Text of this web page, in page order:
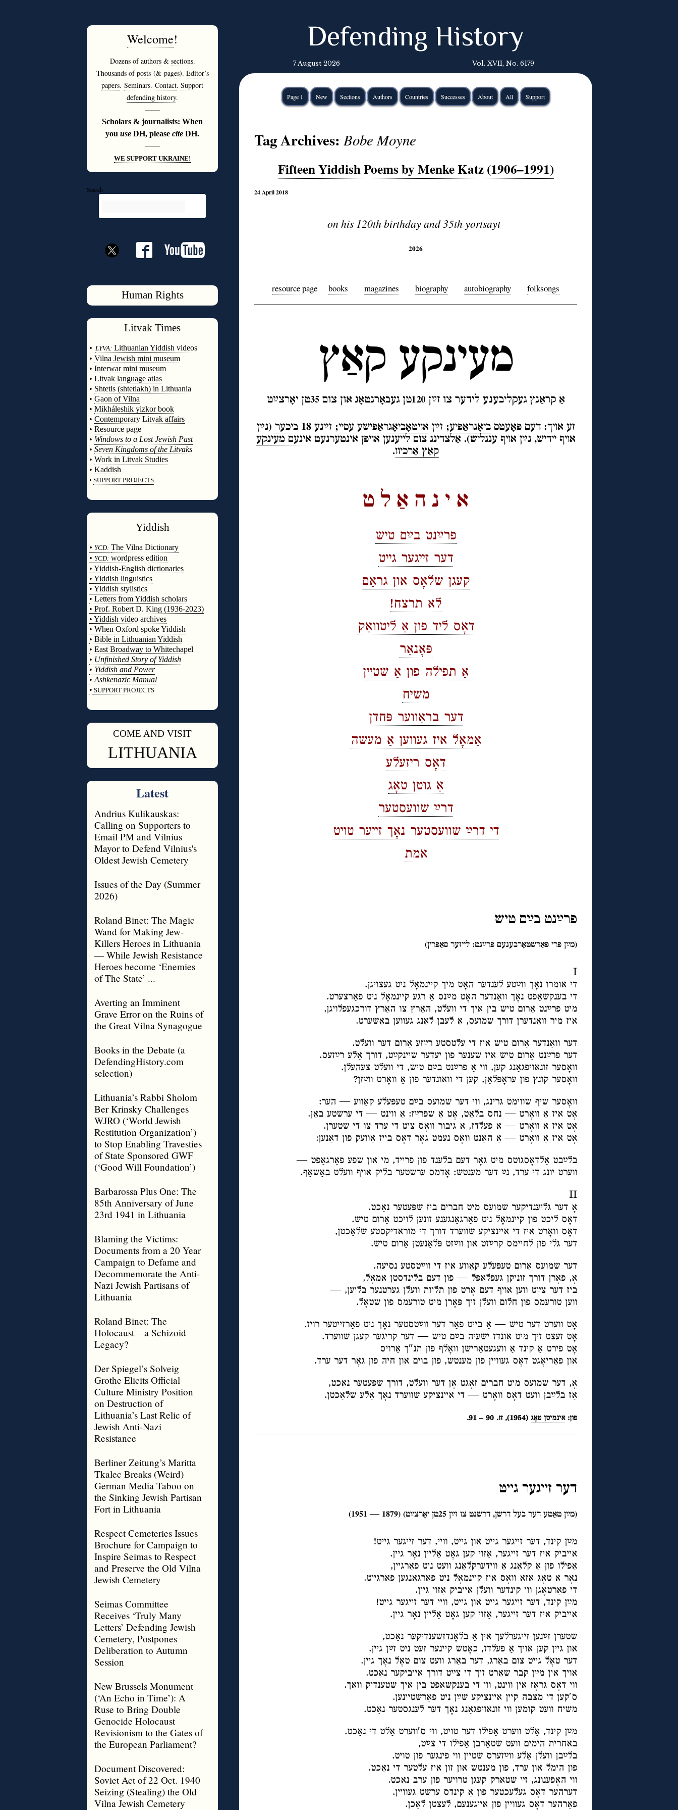
Welcome!
Dozens ofauthors& sections.
Thousands ofposts(& pages). Editor’s
papers. Seminars. Contact. Support
defending history.
———
Scholars & journalists: When
you use DH, please cite DH.
———
WE SUPPORT UKRAINE!
Search
Human Rights
Litvak Times
• LYVA: Lithuanian Yiddish videos
• Vilna Jewish mini museum
• Interwar mini museum
• Litvak language atlas
• Shtetls (shtetlakh) in Lithuania
• Gaon of Vilna
• Mikháleshik yizkor book
• Contemporary Litvak affairs
• Resource page
• Windows to a Lost Jewish Past
• Seven Kingdoms of the Litvaks
• Work in Litvak Studies
• Kaddish
• SUPPORT PROJECTS
Yiddish
• YCD: The Vilna Dictionary
• YCD: wordpress edition
• Yiddish-English dictionaries
• Yiddish linguistics
• Yiddish stylistics
• Letters from Yiddish scholars
• Prof. Robert D. King (1936-2023)
• Yiddish video archives
• When Oxford spoke Yiddish
• Bible in Lithuanian Yiddish
• East Broadway to Whitechapel
• Unfinished Story of Yiddish
• Yiddish and Power
• Ashkenazic Manual
• SUPPORT PROJECTS
COME AND VISIT
LITHUANIA
Latest
Andrius Kulikauskas:
Calling on Supporters to
Email PM and Vilnius
Mayor to Defend Vilnius's
Oldest Jewish Cemetery
Issues of the Day (Summer
2026)
Roland Binet: The Magic
Wand for Making Jew-
Killers Heroes in Lithuania
— While Jewish Resistance
Heroes become ‘Enemies
of The State’ ...
Averting an Imminent
Grave Error on the Ruins of
the Great Vilna Synagogue
Books in the Debate (a
DefendingHistory.com
selection)
Lithuania’s Rabbi Sholom
Ber Krinsky Challenges
WJRO (‘World Jewish
Restitution Organization’)
to Stop Enabling Travesties
of State Sponsored GWF
(‘Good Will Foundation’)
Barbarossa Plus One: The
85th Anniversary of June
23rd 1941 in Lithuania
Blaming the Victims:
Documents from a 20 Year
Campaign to Defame and
Decommemorate the Anti-
Nazi Jewish Partisans of
Lithuania
Roland Binet: The
Holocaust – a Schizoid
Legacy?
Der Spiegel’s Solveig
Grothe Elicits Official
Culture Ministry Position
on Destruction of
Lithuania’s Last Relic of
Jewish Anti-Nazi
Resistance
Berliner Zeitung’s Maritta
Tkalec Breaks (Weird)
German Media Taboo on
the Sinking Jewish Partisan
Fort in Lithuania
Respect Cemeteries Issues
Brochure for Campaign to
Inspire Seimas to Respect
and Preserve the Old Vilna
Jewish Cemetery
Seimas Committee
Receives ‘Truly Many
Letters’ Defending Jewish
Cemetery, Postpones
Deliberation to Autumn
Session
New Brussels Monument
(‘An Echo in Time’): A
Ruse to Bring Double
Genocide Holocaust
Revisionism to the Gates of
the European Parliament?
Document Discovered:
Soviet Act of 22 Oct. 1940
Seizing (Stealing) the Old
Vilna Jewish Cemetery
Defending History
7 August 2026 Vol. XVII, No. 6179
Page 1 New Sections Authors Countries Successes About All Support
Tag Archives:Bobe Moyne
Fifteen Yiddish Poems by Menke Katz (1906–1991)
24 April 2018
on his 120th birthday and 35th yortsayt
2026
resource page books magazines biography autobiography folksongs
מעינקע קאַץ
אַ קראַנץ געקליבענע לידער צו זײַן120טן געבאָרנטאָג און צום35טן יאָרצײַט
זע אויך: דעם פּאָעטסביאָגראַפיע; זײַן אויטאָביאָגראַפישע עסיי; זײַנע18 ביכער
(נײַן
אויף יידיש, נײַן אויף ענגליש). אַלצדינג צום לייענען אויפן אינטערנעט אינעם מעינקע
קאַץ אַרכיוו.
א י נ ה אַ ל ט
פרײַנט בײַם טיש
דער זייגער גייט
קעגן שלאָס און גראַם
לא תרצח!
דאָס ליד פון אַ ליטוואַק
פּאָנאַר
אַ תפילה פון אַ שטיין
משיח
דער בראַווער פּחדן
אַמאָל איז געווען אַ מעשה
דאָס ריזעלע
אַ גוטן טאָג
דרײַ שוועסטער
די דרײַ שוועסטער נאָך זייער טויט
אמת
פרײַנט בײַם טיש
(מײַן פרי פאַרשטאָרבענעם פרײַנט: לייזער סאַפרין)
I
די אומרו נאָך ווײַטע לענדער האָט מיך קיינמאָל ניט געצויגן.
די בענקשאַפט נאָך וואַנדער האָט מײַנס אַ רגע קיינמאָל ניט פאַרצערט.
מיט פרײַנט אַרום טיש בין איך די וועלט, האַרץ צו האַרץ דורכגעפלויגן,
איז מיר וואַנדערן דורך שמועס, אַ לעבן לאַנג געווען באַשערט.
דער וואַנדער אַרום טיש איז די עלטסטע רײַזע אַרום דער וועלט.
דער פרײַנט אַרום טיש איז שענער פון יעדער שיינקײַט, דורך אַלע רײַזעס.
וואָסער זונאויפגאַנג קען, ווי אַ פרײַנט בײַם טיש, די וועלט צעהעלן.
וואָסער קונץ פון עראָפּלאַן, קען די וואונדער פון אַ וואָרט ווײַזן?
וואָסער שיף שווימט גרינג, ווי דער שמועס בײַם טעפּעלע קאַווע — הער:
אָט איז אַ וואָרט — נחס בלאַט, אָט אַ שפּרײַז: אַ ווינט — די ערשטע באַן.
אָט איז אַ וואָרט — אַ פעלדז, אַ גיבור וואָס ציט די ערד צו די שטערן.
אָט איז אַ וואָרט — אַ האַנט וואָס נעמט גאָר דאָס בייז אַוועק פון דאַנען:
בלײַבט אַלדאָסגוטס מיט גאָר דעם בלענד פון פרייד, מי און שפע פאַרגאַפט —
ווערט יונג די ערד, נײַ דער מענטש: אָדמס ערשטער בליק אויף וועלט באַשאַף.
II
אָ דער גליענדיקער שמועס מיט חברים ביז שפּעטער נאַכט.
דאָס ליכט פון קיינמאָל ניט פאַרגאַנגענע זונען לויכט אַרום טיש.
דאָס וואָרט איז די איינציקע שווערד דורך די מוראדיקסטע שלאַכטן,
דער גלי פון לחיימס קרײַזט און ווײַזט פּלאַנעטן אַרום טיש.
דער שמועס אַרום טעפּעלע קאַווע איז די ווײַטסטע נסיעה.
אָ, פאָרן דורך זוניקן געפּלאַפּל — פון דעם בלינדסטן אַמאָל,
ביז דער צײַט ווען אויף דעם אָרט פון תליות וועלן גערטנער בליען, —
ווען טורעמס פון חלום וועלן זיך פּאָרן מיט טורעמס פון שטאָל.
אָט ווערט דער טיש — אַ בייט פאַר דער ווײַטסטער נאָך ניט פאַרזייטער רויז.
אָט זעצט זיך מיט אונדז ישעיה בײַם טיש — דער קריגער קעגן שווערד.
אָט פירט אַ קינד אַ וועגעטאַרישן וואָלף פון תנ″ך אַרויס
און פאַריאָגט דאָס געוויין פון מענטש, פון בוים און חיה פון גאָר דער ערד.
אָ, דער שמועס מיט חברים זאָגט אָן דער וועלט, דורך שפּעטער נאַכט,
אַז בלײַבן וועט דאָס וואָרט — די איינציקע שווערד נאָך אַלע שלאַכטן.
פון:אינמיטן טאָג (1954), זז. 90 – 91.
דער זייגער גייט
(מײַן טאַטע דער בעל דרשן, דרשנט צו זײַן 25טן יאָרצײַט) (1879 — 1951)
מײַן קינד, דער זייגער גייט און גייט, וויי, דער זייגער גייט!
אייביק איז דער זייגער, אַזוי קען גאָט אַליין נאָר גיין.
אַפילו פון אַ קלאַנג אַ ווידערקלאַנג וועט ניט פאַרגיין,
נאָר אַ טאָג אַזאַ וואָס איז קיינמאָל ניט פאַרגאַנגען פאַרגייט.
די פאַרטאָגן ווי קינדער וועלן אייביק אַזוי גיין.
מײַן קינד, דער זייגער גייט און גייט, וויי דער זייגער גייט!
אייביק איז דער זייגער, אַזוי קען גאָט אַליין נאָר גיין.
שטערן זײַנען זייגערלעך אין אַ בלאָנדזשענדיקער נאַכט,
און גיין קען אויך אַ פעלדז, כאָטש קיינער זעט ניט זײַן גיין.
דער טאָל גייט צום באַרג, דער באַרג וועט צום טאָל נאָך גיין.
אויך אין מײַן קבר שאַרט זיך די צײַט דורך אייביקער נאַכט.
ווי דאָס גראָז אין ווינט, ווי די בענקשאַפט בין איך שטענדיק וואַך.
ס′קען די מצבה קיין איינציקע שײַן ניט פאַרשטיינען.
משיח וועט קומען ווי זונאויפגאַנג נאָך דער לענגסטער נאַכט.
מײַן קינד, אַלט ווערט אַפילו דער טויט, ווי סʹווערט אַלט די נאַכט.
באחרית הימים וועט שטאַרבן אַפילו די צײַט,
בלײַבן וועלן אַלע ווײַזערס שטיין ווי פינגער פון טויט.
פון הימל און ערד, פון מענטש און זון איז עלטער די נאַכט.
ווי האָפענונג, זײַ שטאַרק קעגן טרויער פון ערב נאַכט.
דערהער דאָס געלעכטער פון אַ קינדס ערשט געוויין.
פאַרהער דאָס געוויין פון אייגענעם, לעצטן לאַכן.